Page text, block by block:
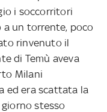
i soccorritori
a un torrente, poco
rinvenuto il
di Temù aveva
Milani
ed era scattata la
stesso